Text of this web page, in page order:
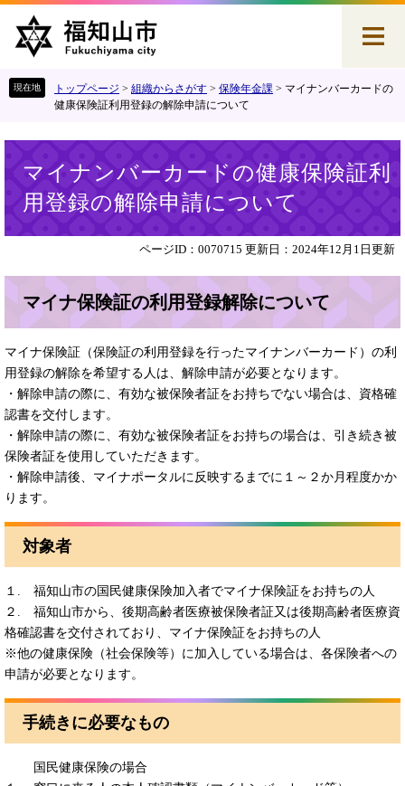
す
し
トップページ > 組織からさがす > 保険年金課 > マイナンバーカードの
健康保険証利用登録の解除申請について
マイナンバーカードの健康保険証利
用登録の解除申請について
ページID：0070715 更新日：2024年12月1日更新
マイナ保険証の利用登録解除について
マイナ保険証（保険証の利用登録を行ったマイナンバーカード）の利
用登録の解除を希望する人は、解除申請が必要となります。
・解除申請の際に、有効な被保険者証をお持ちでない場合は、資格確
認書を交付します。
・解除申請の際に、有効な被保険者証をお持ちの場合は、引き続き被
保険者証を使用していただきます。
・解除申請後、マイナポータルに反映するまでに１～２か月程度かか
ります。
対象者
１. 福知山市の国民健康保険加入者でマイナ保険証をお持ちの人
２. 福知山市から、後期高齢者医療被保険者証又は後期高齢者医療資
格確認書を交付されており、マイナ保険証をお持ちの人
※他の健康保険（社会保険等）に加入している場合は、各保険者への
申請が必要となります。
手続きに必要なもの
国民健康保険の場合